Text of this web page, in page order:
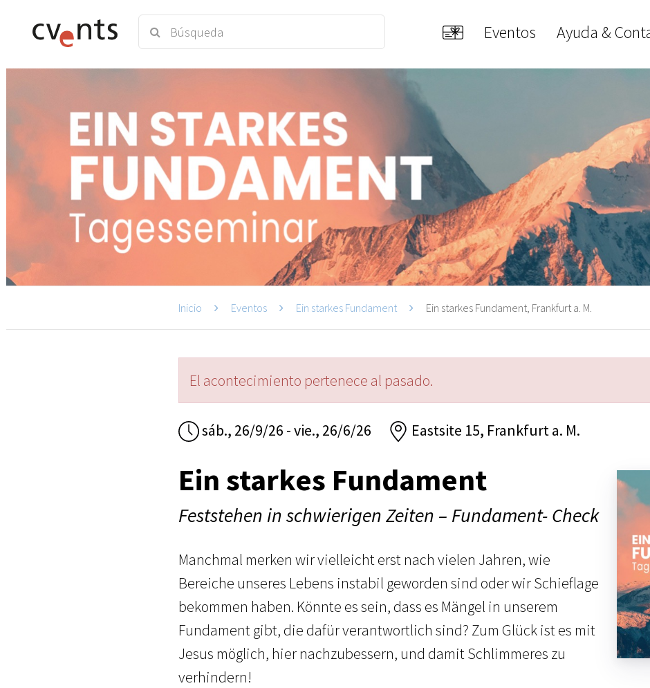
Eventos Ayuda &
Inicio Eventos Ein starkes Fundament Ein starkes Fundament, Frankfurt a. M.
El acontecimiento pertenece al pasado.
sáb., 26/9/26 - vie., 26/6/26 Eastsite 15, Frankfurt a. M.
Ein starkes Fundament
Feststehen in schwierigen Zeiten – Fundament- Check
Manchmal merken wir vielleicht erst nach vielen Jahren, wie
Bereiche unseres Lebens instabil geworden sind oder wir Schieflage
bekommen haben. Könnte es sein, dass es Mängel in unserem
Fundament gibt, die dafür verantwortlich sind? Zum Glück ist es mit
Jesus möglich, hier nachzubessern, und damit Schlimmeres zu
verhindern!